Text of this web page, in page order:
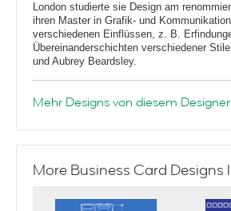
London studierte sie Design am
ihren Master in Grafik- und
verschiedenen Einflüssen, z. B.
Übereinanderschichten verschiedener
und Aubrey Beardsley.
Mehr Designs von diesem Designer
More Business Card Designs